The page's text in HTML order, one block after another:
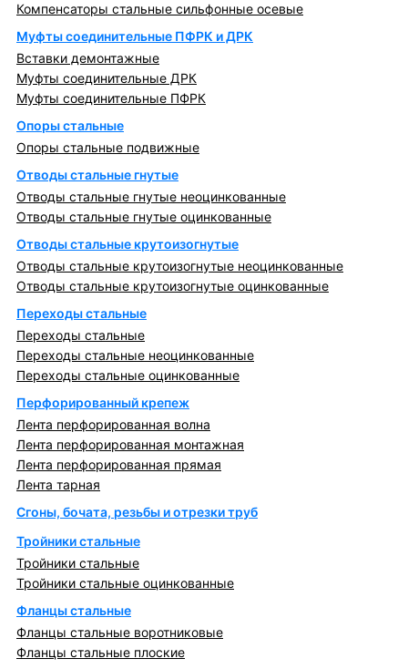
Компенсаторы стальные сильфонные осевые
Муфты соединительные ПФРК и ДРК
Вставки демонтажные
Муфты соединительные ДРК
Муфты соединительные ПФРК
Опоры стальные
Опоры стальные подвижные
Отводы стальные гнутые
Отводы стальные гнутые неоцинкованные
Отводы стальные гнутые оцинкованные
Отводы стальные крутоизогнутые
Отводы стальные крутоизогнутые неоцинкованные
Отводы стальные крутоизогнутые оцинкованные
Переходы стальные
Переходы стальные
Переходы стальные неоцинкованные
Переходы стальные оцинкованные
Перфорированный крепеж
Лента перфорированная волна
Лента перфорированная монтажная
Лента перфорированная прямая
Лента тарная
Сгоны, бочата, резьбы и отрезки труб
Тройники стальные
Тройники стальные
Тройники стальные оцинкованные
Фланцы стальные
Фланцы стальные воротниковые
Фланцы стальные плоские